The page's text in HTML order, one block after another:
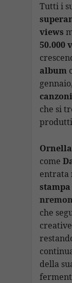
Tutti i
views
50.000
album
che si
come
entrata
stampa
che
della